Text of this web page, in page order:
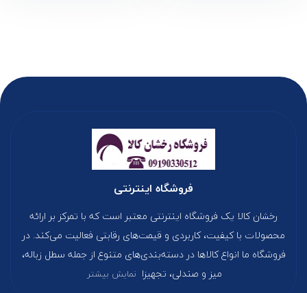
فروشگاه اینترنتی
رخشان کالا یک فروشگاه اینترنتی معتبر است که با تمرکز بر ارائه
محصولات با کیفیت، کاربردی و قیمت‌های رقابتی فعالیت می‌کند. در
فروشگاه ما انواع کالاها در دسته‌بندی‌های متنوع از جمله سطل زباله،
میز و صندلی، تجهیزا نمایش بیشتر